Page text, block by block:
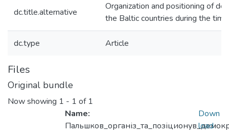
dc.title.alternative
Organization and positioning of
the Baltic countries during the
dc.type Article
Files
Original bundle
Now showing 1 - 1 of 1
Name:
Down
load